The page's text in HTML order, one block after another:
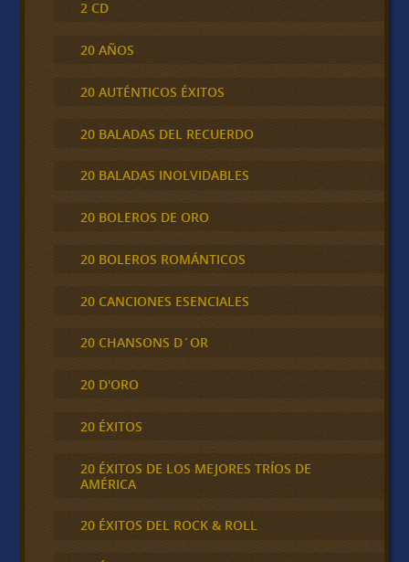
2 CD
20 AÑOS
20 AUTÉNTICOS ÉXITOS
20 BALADAS DEL RECUERDO
20 BALADAS INOLVIDABLES
20 BOLEROS DE ORO
20 BOLEROS ROMÁNTICOS
20 CANCIONES ESENCIALES
20 CHANSONS D´OR
20 D'ORO
20 ÉXITOS
20 ÉXITOS DE LOS MEJORES TRÍOS DE
AMÉRICA
20 ÉXITOS DEL ROCK & ROLL